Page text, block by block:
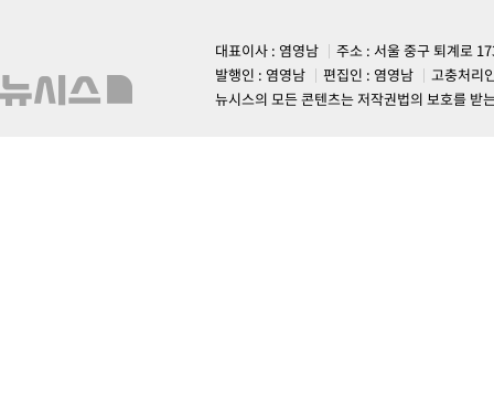
대표이사 : 염영남
주소 : 서울 중구 퇴계로
발행인 : 염영남
편집인 : 염영남
고충처리
뉴시스의 모든 콘텐츠는 저작권법의 보호를